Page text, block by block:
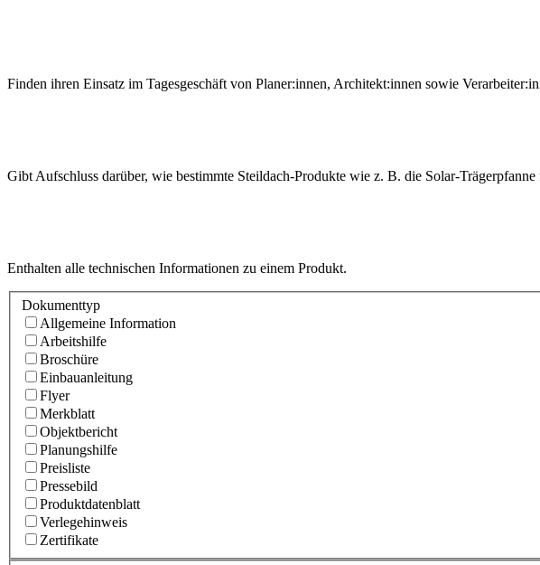
Finden ihren Einsatz im Tagesgeschäft von Planer:innen, Architekt:innen sowie
Gibt Aufschluss darüber, wie bestimmte Steildach-Produkte wie z. B. die Solar-
Enthalten alle technischen Informationen zu einem Produkt.
Dokumenttyp
Allgemeine Information
Arbeitshilfe
Broschüre
Einbauanleitung
Flyer
Merkblatt
Objektbericht
Planungshilfe
Preisliste
Pressebild
Produktdatenblatt
Verlegehinweis
Zertifikate